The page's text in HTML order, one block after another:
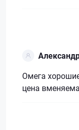
Омега
цена